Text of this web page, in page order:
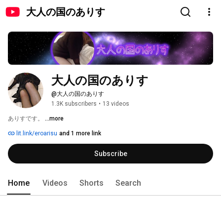
大人の国のありす
大人の国のありす
@大人の国のありす
1.3K subscribers • 13 videos
ありすです。 ...more
lit.link/eroarisu and 1 more link
Subscribe
Home Videos Shorts Search